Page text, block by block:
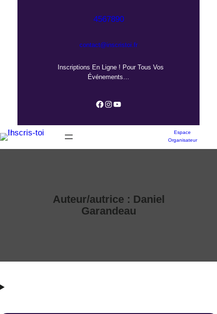
4567890
contact@inscristoi.fr
Inscriptions En Ligne ! Pour Tous Vos
Événements…
Facebook Instagram YouTube
Espace
Organisateur
Auteur/autrice : Daniel
Garandeau